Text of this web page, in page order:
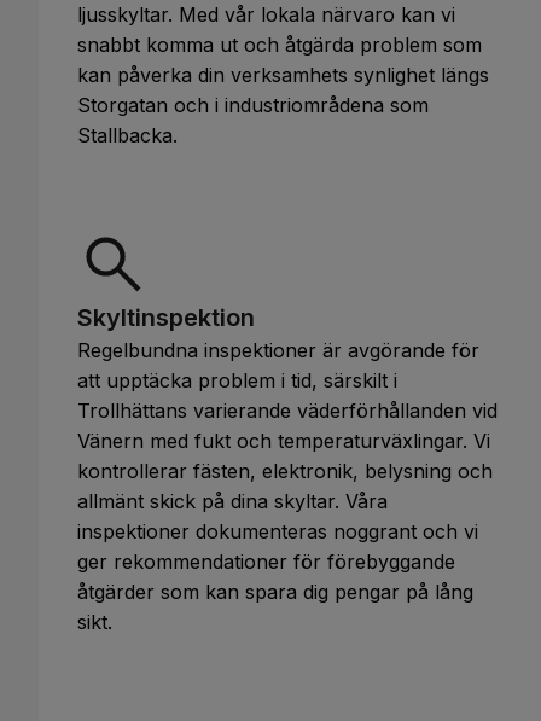
ljusskyltar. Med vår lokala närvaro kan vi
snabbt komma ut och åtgärda problem som
kan påverka din verksamhets synlighet längs
Storgatan och i industriområdena som
Stallbacka.
Skyltinspektion
Regelbundna inspektioner är avgörande för
att upptäcka problem i tid, särskilt i
Trollhättans varierande väderförhållanden vid
Vänern med fukt och temperaturväxlingar. Vi
kontrollerar fästen, elektronik, belysning och
allmänt skick på dina skyltar. Våra
inspektioner dokumenteras noggrant och vi
ger rekommendationer för förebyggande
åtgärder som kan spara dig pengar på lång
sikt.